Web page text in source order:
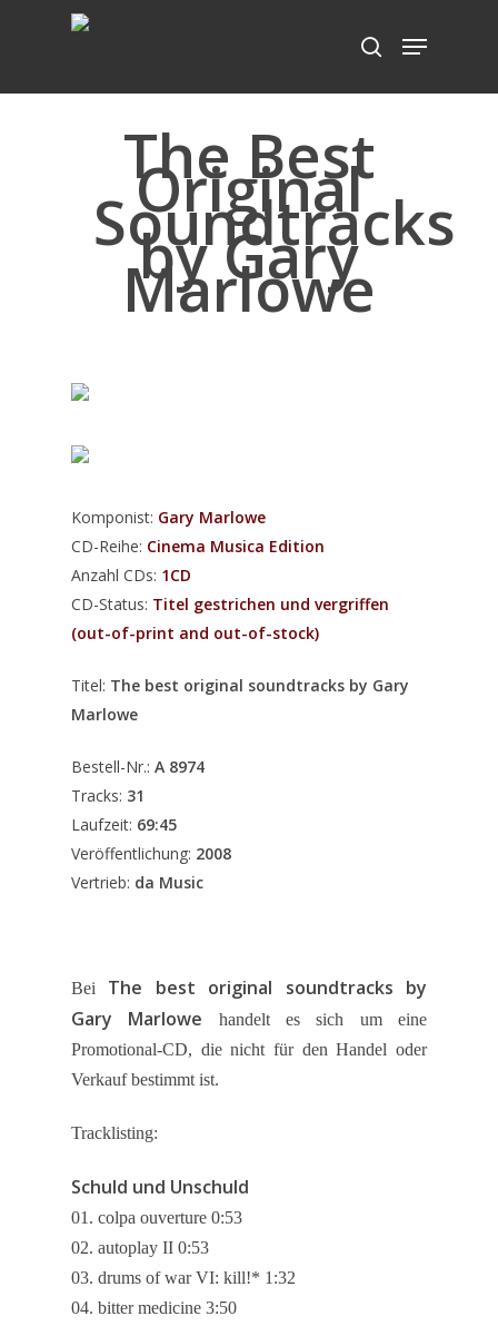
Hit enter to search or ESC to close
The Best
Original
Soundtracks
by Gary
Marlowe
Komponist: Gary Marlowe
CD-Reihe: Cinema Musica Edition
Anzahl CDs: 1CD
CD-Status: Titel gestrichen und vergriffen
(out-of-print and out-of-stock)
Titel: The best original soundtracks by Gary
Marlowe
Bestell-Nr.:A 8974
Tracks: 31
Laufzeit: 69:45
Veröffentlichung: 2008
Vertrieb: da Music
Bei The best original soundtracks by
Gary Marlowe handelt es sich um eine
Promotional-CD, die nicht für den Handel oder
Verkauf bestimmt ist.
Tracklisting:
Schuld und Unschuld
01. colpa ouverture 0:53
02. autoplay II 0:53
03. drums of war VI: kill!* 1:32
04. bitter medicine 3:50